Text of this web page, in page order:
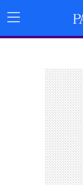
Menu
Principal